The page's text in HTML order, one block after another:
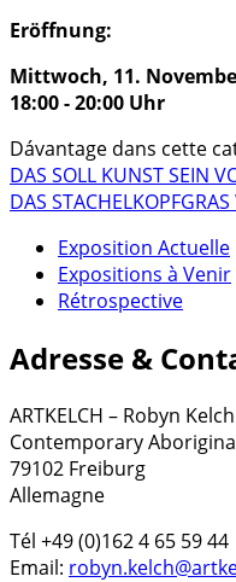
Eröffnung:
Mittwoch, 11.
18:00 - 20:00 Uhr
Dávantage dans cette
DAS SOLL KUNST SEIN
DAS
Exposition Actuelle
Expositions à Venir
Rétrospective
Adresse &
ARTKELCH – Robyn Kelch
Contemporary
79102 Freiburg
Allemagne
Tél +49 (0)162 4 65 59 44
Email: